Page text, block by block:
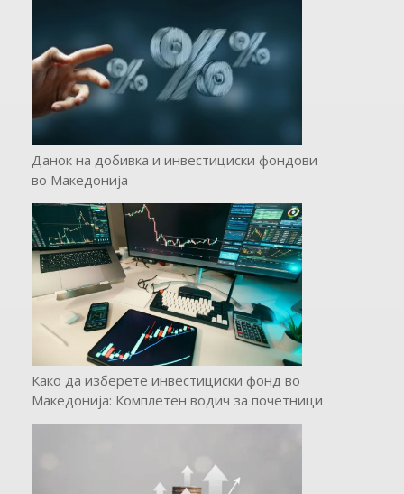
Данок на добивка и инвестициски фондови
во Македонија
Како да изберете инвестициски фонд во
Македонија: Комплетен водич за почетници